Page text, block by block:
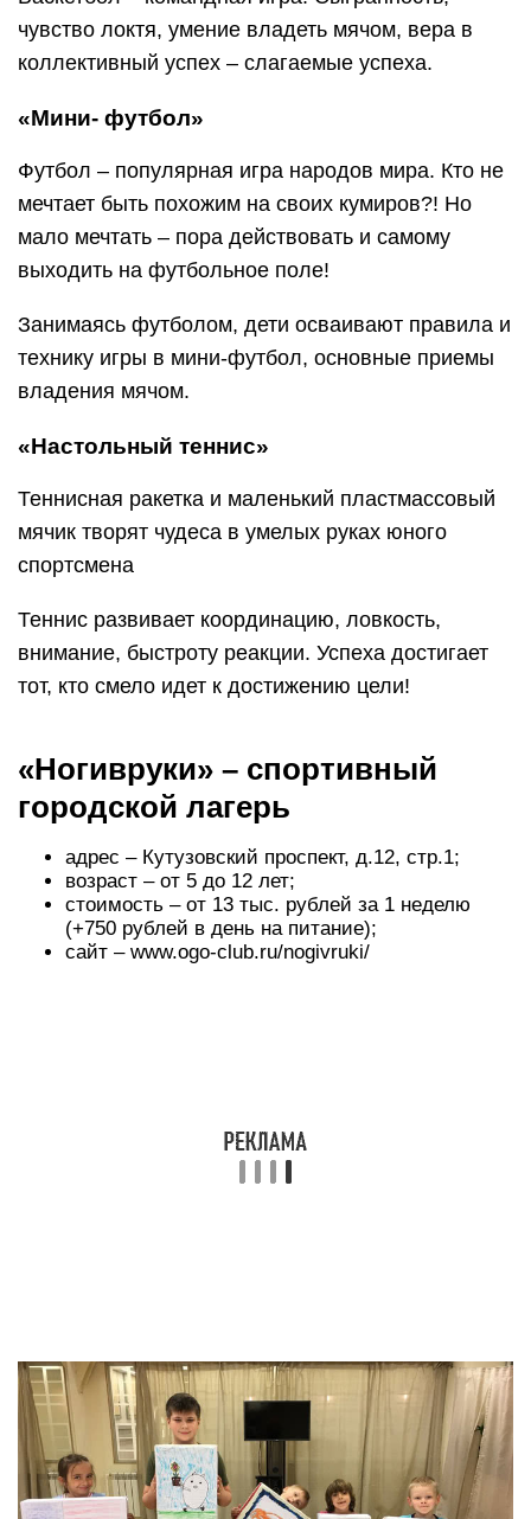
чувство локтя, умение владеть мячом, вера в
коллективный успех – слагаемые успеха.
«Мини- футбол»
Футбол – популярная игра народов мира. Кто не
мечтает быть похожим на своих кумиров?! Но
мало мечтать – пора действовать и самому
выходить на футбольное поле!
Занимаясь футболом, дети осваивают правила и
технику игры в мини-футбол, основные приемы
владения мячом.
«Настольный теннис»
Теннисная ракетка и маленький пластмассовый
мячик творят чудеса в умелых руках юного
спортсмена
Теннис развивает координацию, ловкость,
внимание, быстроту реакции. Успеха достигает
тот, кто смело идет к достижению цели!
«Ногивруки» – спортивный
городской лагерь
адрес – Кутузовский проспект, д.12, стр.1;
возраст – от 5 до 12 лет;
стоимость – от 13 тыс. рублей за 1 неделю
(+750 рублей в день на питание);
сайт – www.ogo-club.ru/nogivruki/